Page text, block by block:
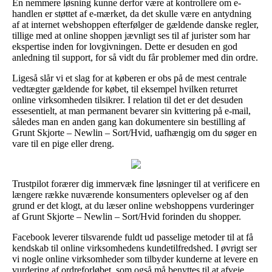
En nemmere løsning kunne derfor være at kontrollere om e-
handlen er støttet af e-mærket, da det skulle være en antydning
af at internet webshoppen efterfølger de gældende danske regler,
tillige med at online shoppen jævnligt ses til af jurister som har
ekspertise inden for lovgivningen. Dette er desuden en god
anledning til support, for så vidt du får problemer med din ordre.
Ligeså slår vi et slag for at køberen er obs på de mest centrale
vedtægter gældende for købet, til eksempel hvilken returret
online virksomheden tilsikrer. I relation til det er det desuden
essesentielt, at man permanent bevarer sin kvittering på e-mail,
således man en anden gang kan dokumentere sin bestilling af
Grunt Skjorte – Newlin – Sort/Hvid, uafhængig om du søger en
vare til en pige eller dreng.
Trustpilot forærer dig immervæk fine løsninger til at verificere en
længere række nuværende konsumenters oplevelser og af den
grund er det klogt, at du læser online webshoppens vurderinger
af Grunt Skjorte – Newlin – Sort/Hvid forinden du shopper.
Facebook leverer tilsvarende fuldt ud passelige metoder til at få
kendskab til online virksomhedens kundetilfredshed. I øvrigt ser
vi nogle online virksomheder som tilbyder kunderne at levere en
vurdering af ordreforløbet, som også må benyttes til at afveje